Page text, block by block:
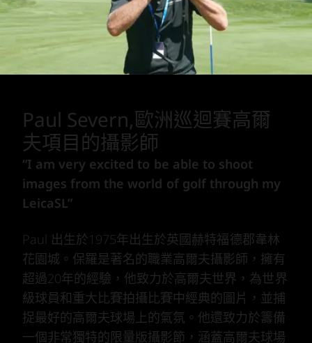
Paul Severn,歐洲巡迴賽高爾
夫項目的攝影師
“I am very excited to be able to shoot
images from the world of golf through my
LeicaSL”
Paul 出生於1975年出生於英國赫特福德郡韋林
花園城。保羅是著名的職業高爾夫攝影師，擁有
超過20年的經驗，他致力於高爾夫世界，為世界
級球員和重大比賽拍攝比賽中經典的圖片，並捕
捉最好的高爾夫球場上的氣氛。他還致力於籌備
一個非常獨特的限量版攝影節，涵蓋高爾夫球場